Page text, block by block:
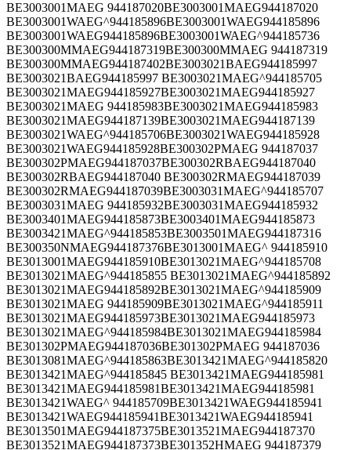
BE3003001MAEG 944187020BE3003001MAEG944187020
BE3003001WAEG^944185896BE3003001WAEG944185896
BE3003001WAEG944185896BE3003001WAEG^944185736
BE300300MMAEG944187319BE300300MMAEG 944187319
BE300300MMAEG944187402BE3003021BAEG944185997
BE3003021BAEG944185997 BE3003021MAEG^944185705
BE3003021MAEG944185927BE3003021MAEG944185927
BE3003021MAEG 944185983BE3003021MAEG944185983
BE3003021MAEG944187139BE3003021MAEG944187139
BE3003021WAEG^944185706BE3003021WAEG944185928
BE3003021WAEG944185928BE300302PMAEG 944187037
BE300302PMAEG944187037BE300302RBAEG944187040
BE300302RBAEG944187040 BE300302RMAEG944187039
BE300302RMAEG944187039BE3003031MAEG^944185707
BE3003031MAEG 944185932BE3003031MAEG944185932
BE3003401MAEG944185873BE3003401MAEG944185873
BE3003421MAEG^944185853BE3003501MAEG944187316
BE300350NMAEG944187376BE3013001MAEG^ 944185910
BE3013001MAEG944185910BE3013021MAEG^944185708
BE3013021MAEG^944185855 BE3013021MAEG^944185892
BE3013021MAEG944185892BE3013021MAEG^944185909
BE3013021MAEG 944185909BE3013021MAEG^944185911
BE3013021MAEG944185973BE3013021MAEG944185973
BE3013021MAEG^944185984BE3013021MAEG944185984
BE301302PMAEG944187036BE301302PMAEG 944187036
BE3013081MAEG^944185863BE3013421MAEG^944185820
BE3013421MAEG^944185845 BE3013421MAEG944185981
BE3013421MAEG944185981BE3013421MAEG944185981
BE3013421WAEG^ 944185709BE3013421WAEG944185941
BE3013421WAEG944185941BE3013421WAEG944185941
BE3013501MAEG944187375BE3013521MAEG944187370
BE3013521MAEG944187373BE301352HMAEG 944187379